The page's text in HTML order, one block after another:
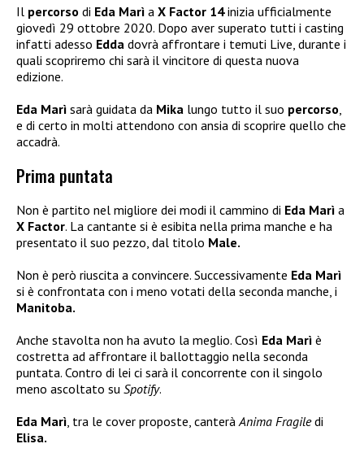
Il percorso di Eda Marì a X Factor 14inizia ufficialmente
giovedì 29 ottobre 2020. Dopo aver superato tutti i casting
infatti adesso Edda dovrà affrontare i temuti Live, durante i
quali scopriremo chi sarà il vincitore di questa nuova
edizione.
Eda Marì sarà guidata da Mika lungo tutto il suo percorso,
e di certo in molti attendono con ansia di scoprire quello che
accadrà.
Prima puntata
Non è partito nel migliore dei modi il cammino di Eda Marì a
X Factor. La cantante si è esibita nella prima manche e ha
presentato il suo pezzo, dal titolo Male.
Non è però riuscita a convincere. Successivamente Eda Marì
si è confrontata con i meno votati della seconda manche, i
Manitoba.
Anche stavolta non ha avuto la meglio. Così Eda Marì è
costretta ad affrontare il ballottaggio nella seconda
puntata. Contro di lei ci sarà il concorrente con il singolo
meno ascoltato su Spotify.
Eda Marì, tra le cover proposte, canteràAnima Fragiledi
Elisa.